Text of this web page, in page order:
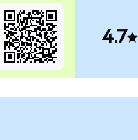
4.7